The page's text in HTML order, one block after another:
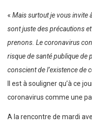
« Mais surtout je vous invite
sont juste des précautions
prenons. Le coronavirus
risque de santé publique de
conscient de l’existence de
Il est à souligner qu’à ce
coronavirus comme une
A la rencontre de mardi